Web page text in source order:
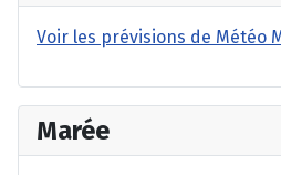
Voir les prévisions de Météo
Marée